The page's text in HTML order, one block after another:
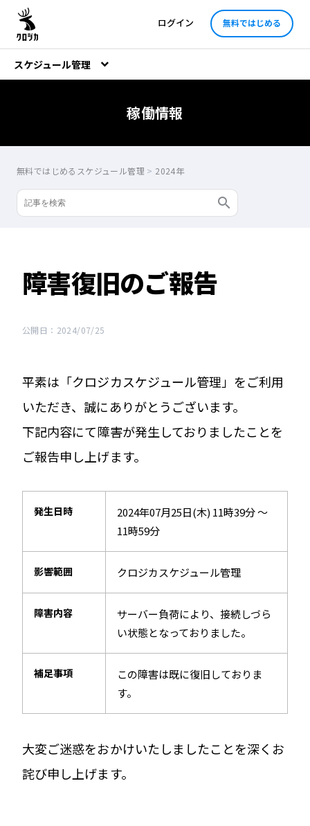
ログイン 無料ではじめる
スケジュール管理
稼働情報
無料ではじめるスケジュール管理 > 2024年
障害復旧のご報告
公開日：2024/07/25
平素は「クロジカスケジュール管理」をご利用
いただき、誠にありがとうございます。
下記内容にて障害が発生しておりましたことを
ご報告申し上げます。
発生日時
2024年07月25日(木) 11時39分 ～
11時59分
影響範囲 クロジカスケジュール管理
障害内容
サーバー負荷により、接続しづら
い状態となっておりました。
補足事項
この障害は既に復旧しておりま
す。
大変ご迷惑をおかけいたしましたことを深くお
詫び申し上げます。